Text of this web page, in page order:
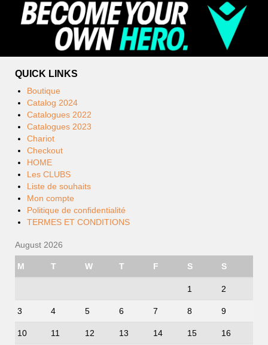
QUICK LINKS
Boutique
Catalog 2024
Catalogues 2022
Catalogues 2023
Chariot
Checkout
HOME
Les CLUBS
Liste de souhaits
Mon compte
Politique de confidentialité
TERMES ET CONDITIONS
August 2026
M T W T F S S
1 2
3 4 5 6 7 8 9
10 11 12 13 14 15 16